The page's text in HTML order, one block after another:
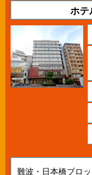
ホテ
難波・日本橋ブロ